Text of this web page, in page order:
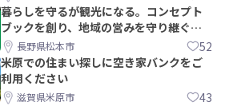
暮らしを守るが観光になる。コンセプト
ブックを創り、地域の営みを守り継ぐ仲
間を集めませんか？
長野県松本市 52
米原での住まい探しに空き家バンクをご
利用ください
滋賀県米原市 43